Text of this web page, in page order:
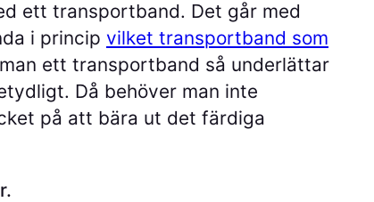
ett transportband. Det går med
i princip vilket transportband som
ett transportband så underlättar
Då behöver man inte
på att bära ut det färdiga